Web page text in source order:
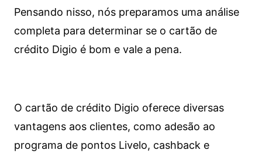
Pensando nisso, nós preparamos uma análise
completa para determinar se o cartão de
crédito Digio é bom e vale a pena.
O cartão de crédito Digio oferece diversas
vantagens aos clientes, como adesão ao
programa de pontos Livelo, cashback e